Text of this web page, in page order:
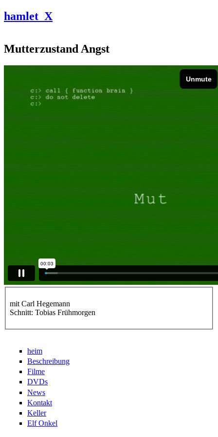
Skip to main content
hamlet_X
Mutterzustand Angst
mit Carl Hegemann
Schnitt: Tobias Frühmorgen
heim
Beschreibung
Filme
DVDs
News
Kontakt
Keller
Elf Onkel